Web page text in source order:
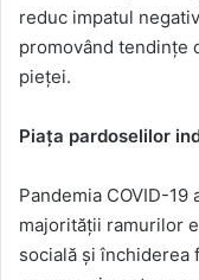
reduc impatul
promovând tendințe
pieței.
Piața pardoselilor
Pandemia COVID-
majorității ramurilor
socială și închiderea